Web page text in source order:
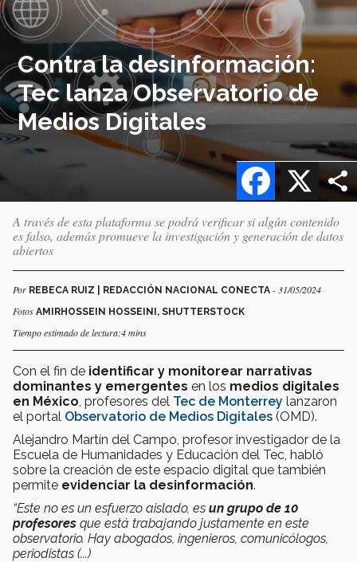
Contra la desinformación:
Tec lanza Observatorio de
Medios Digitales
X
Facebook
A través de esta plataforma se podrá verificar si algún contenido
es falso, además promueve la investigación y generación de datos
abiertos
Por REBECA RUIZ | REDACCIÓN NACIONAL CONECTA - 31/05/2024
Fotos AMIRHOSSEIN HOSSEINI, SHUTTERSTOCK
Tiempo estimado de lectura:4 mins
Con el fin de identificar y monitorear narrativas
dominantes y emergentes en los medios digitales
en México , profesores del Tec de Monterrey lanzaron
el portal Observatorio de Medios Digitales (OMD).
Alejandro Martín del Campo, profesor investigador de la
Escuela de Humanidades y Educación del Tec, habló
sobre la creación de este espacio digital que también
permite evidenciar la desinformación.
“Este no es un esfuerzo aislado, es un grupo de 10
profesores que está trabajando justamente en este
observatorio. Hay abogados, ingenieros, comunicólogos,
periodistas (...)